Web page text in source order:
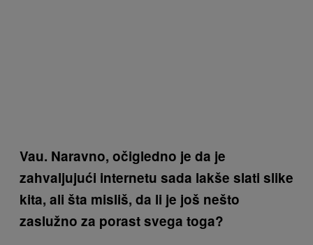
Vau. Naravno, očigledno je da je
zahvaljujući internetu sada lakše slati slike
kita, ali šta misliš, da li je još nešto
zaslužno za porast svega toga?